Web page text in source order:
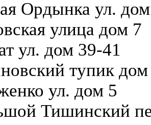
Ордынка ул.
улица дом 7
ул. дом 39-41
тупик
ул. дом 5
Тишинский